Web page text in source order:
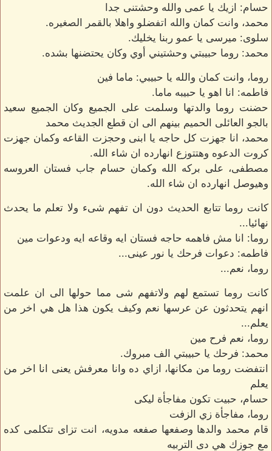
حسام: ازيك يا عمى والله وحشتنى جدا
محمد، وانت كمان والله اتفضلو واهلا بالقمر الصغيره.
سلوى: ميرسى يا عمو ربنا يخليك.
محمد: روما حبيبتي وحشتيني أوي وكان يحتضنها بشده.
روما، وانت كمان والله يا حبيبي: ماما فين
فاطمه: انا اهو يا حبيبه ماما.
حضنت روما والدتها وسلمت على الجميع وكان الجميع سعيد
بالجو العائلى الحميم بينهم الى ان قطع الجديث محمد
محمد، انا جهزت كل حاجه يا ابنى وحجزت القاعه وكمان جهزت
كروت الدعوه وهتتوزع انهارده ان شاء الله.
مصطفى، على بركه الله وكمان حسام جاب فستان العروسه
وهيوصل انهارده ان شاء الله.
كانت روما تتابع الحديث دون ان تفهم شىء ولا تعلم ما يحدث
نهائيا...
روما: انا مش فاهمه حاجه فستان ايه وقاعه ايه ودعوات مين
فاطمه: دعوات فرحك يا نور عينى...
روما، نعم...
كانت روما تستمع لهم ولاتفهم شى مما حولها الى ان علمت
انهم يتحدثون عن عرسها نعم وكيف يكون هذا هل هي اخر من
يعلم...
روما، نعم فرح مين
محمد: فرحك يا حبيبتي الف مبروك.
انتفضت روما من مكانها، ازاي ده وانا معرفش يعنى انا اخر من
يعلم
حسام، حبيت تكون مفاجأة ليكى
روما، مفاجأة زي الزفت
قام محمد والدها وصفعها صفعه مدويه، انت تزاى تتكلمى كده
مع جوزك هي دى التربيه